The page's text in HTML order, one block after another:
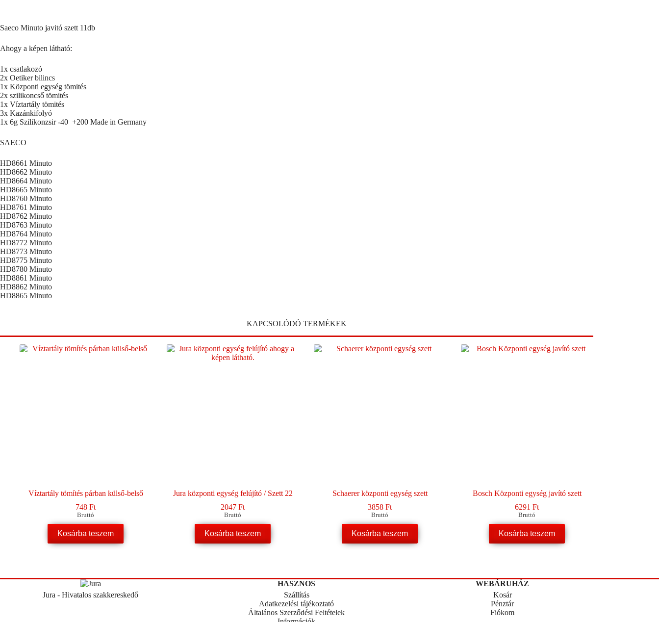
Saeco Minuto javitó szett 11db
Ahogy a képen látható:
1x csatlakozó
2x Oetiker bilincs
1x Központi egység tömités
2x szilikoncső tömités
1x Víztartály tömités
3x Kazánkifolyó
1x 6g Szilikonzsir -40 +200 Made in Germany
SAECO
HD8661 Minuto
HD8662 Minuto
HD8664 Minuto
HD8665 Minuto
HD8760 Minuto
HD8761 Minuto
HD8762 Minuto
HD8763 Minuto
HD8764 Minuto
HD8772 Minuto
HD8773 Minuto
HD8775 Minuto
HD8780 Minuto
HD8861 Minuto
HD8862 Minuto
HD8865 Minuto
KAPCSOLÓDÓ TERMÉKEK
Víztartály tömítés párban külső-belső
748Ft
Bruttó
Kosárba teszem
Jura központi egység felújító / Szett 22
2047Ft
Bruttó
Kosárba teszem
Schaerer központi egység szett
3858Ft
Bruttó
Kosárba teszem
Bosch Központi egység javító szett
6291Ft
Bruttó
Kosárba teszem
Jura - Hivatalos szakkereskedő
HASZNOS
Szállítás
Adatkezelési tájékoztató
Általános Szerződési Feltételek
WEBÁRUHÁZ
Kosár
Pénztár
Fiókom